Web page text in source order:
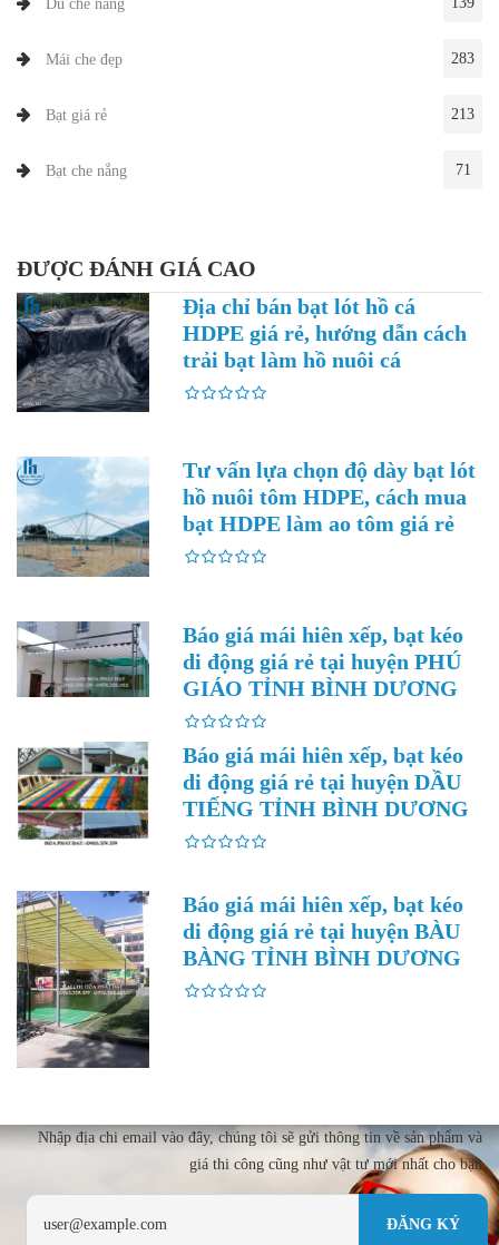
Dù che nắng
Mái che đẹp 283
Bạt giá rẻ 213
Bạt che nắng 71
ĐƯỢC ĐÁNH GIÁ CAO
Địa chỉ bán bạt lót hồ cá
HDPE giá rẻ, hướng dẫn cách
trải bạt làm hồ nuôi cá
Tư vấn lựa chọn độ dày bạt lót
hồ nuôi tôm HDPE, cách mua
bạt HDPE làm ao tôm giá rẻ
Báo giá mái hiên xếp, bạt kéo
di động giá rẻ tại huyện PHÚ
GIÁO TỈNH BÌNH DƯƠNG
Báo giá mái hiên xếp, bạt kéo
di động giá rẻ tại huyện DẦU
TIẾNG TỈNH BÌNH DƯƠNG
Báo giá mái hiên xếp, bạt kéo
di động giá rẻ tại huyện BÀU
BÀNG TỈNH BÌNH DƯƠNG
Nhập địa chi email vào đây, chúng tôi sẽ gửi thông tin về sản phẩm và
giá thi công cũng như vật tư mới nhất cho bạn